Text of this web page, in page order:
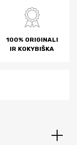
100% ORIGINALI
IR KOKYBIŠKA